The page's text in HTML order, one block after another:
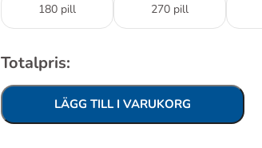
180 pill 270 pill
Totalpris:
LÄGG TILL I VARUKORG